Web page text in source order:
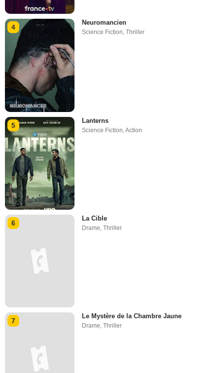
4
Neuromancien
Science Fiction,Thriller
5
Lanterns
Science Fiction ,Action
6
La Cible
Drame,Thriller
7
Le Mystère de la Chambre Jaune
Drame,Thriller